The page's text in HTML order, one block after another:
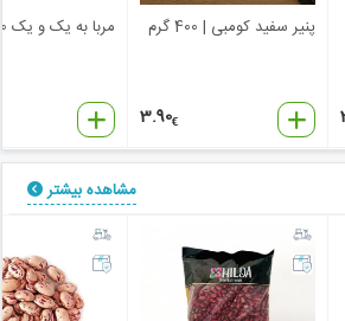
پنیر سفید کومبی | 400 گرم
3.90€
مربا به یک و یک 300 گرم
مشاهده بیشتر